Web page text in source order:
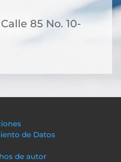
85 No. 10-
de Datos
de autor